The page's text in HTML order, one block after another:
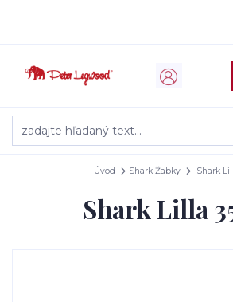
Úvod Shark Žabky Shark
Shark Lilla